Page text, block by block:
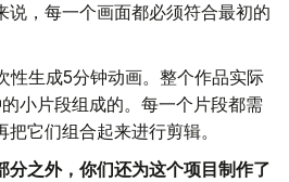
说，每一个画面都必须符合最初的
性生成5分钟动画。整个作品实际
小片段组成的。每一个片段都需
它们组合起来进行剪辑。
分之外，你们还为这个项目制作了